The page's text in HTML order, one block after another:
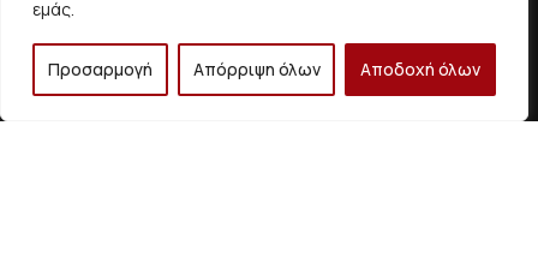
εμάς.
Προσαρμογή Απόρριψη όλων Αποδοχή όλων
info@fasmakat.gr
Τηλέφωνο